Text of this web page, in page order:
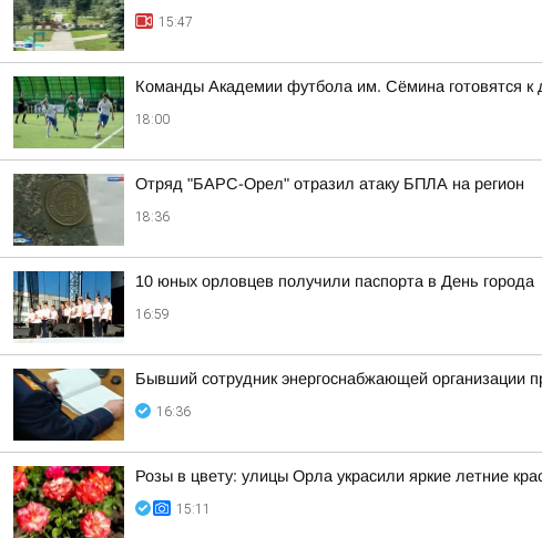
15:47
Команды Академии футбола им. Сёмина готовятся к
18:00
Отряд "БАРС-Орел" отразил атаку БПЛА на регион
18:36
10 юных орловцев получили паспорта в День города
16:59
Бывший сотрудник энергоснабжающей организации
16:36
Розы в цвету: улицы Орла украсили яркие летние
15:11